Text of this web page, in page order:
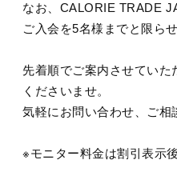
なお、CALORIE TRADE
ご入会を5名様までと限ら
先着順でご案内させてい
くださいませ。
気軽にお問い合わせ、ご相
※モニター料金は割引表示